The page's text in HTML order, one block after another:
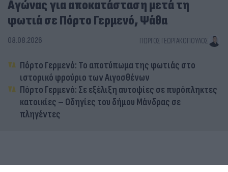
Αγώνας για αποκατάσταση μετά τη
φωτιά σε Πόρτο Γερμενό, Ψάθα
08.08.2026 ΓΙΏΡΓΟΣ ΓΕΩΡΓΑΚΌΠΟΥΛΟΣ
Πόρτο Γερμενό: Το αποτύπωμα της φωτιάς στο
ιστορικό φρούριο των Αιγοσθένων
Πόρτο Γερμενό: Σε εξέλιξη αυτοψίες σε πυρόπληκτες
κατοικίες – Οδηγίες του δήμου Μάνδρας σε
πληγέντες